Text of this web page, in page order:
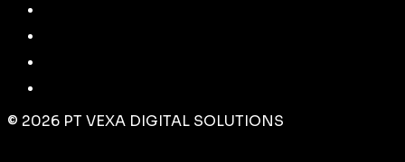
© 2026 PT VEXA DIGITAL SOLUTIONS